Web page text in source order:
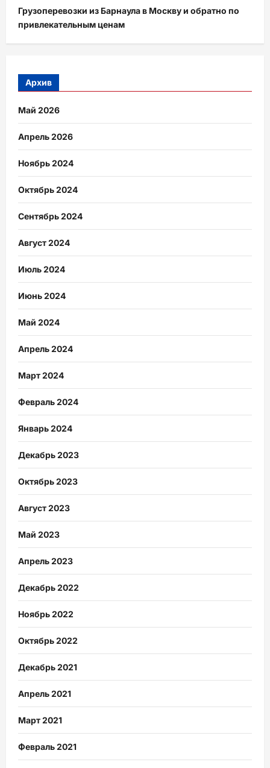
Грузоперевозки из Барнаула в Москву и обратно по
привлекательным ценам
Архив
Май 2026
Апрель 2026
Ноябрь 2024
Октябрь 2024
Сентябрь 2024
Август 2024
Июль 2024
Июнь 2024
Май 2024
Апрель 2024
Март 2024
Февраль 2024
Январь 2024
Декабрь 2023
Октябрь 2023
Август 2023
Май 2023
Апрель 2023
Декабрь 2022
Ноябрь 2022
Октябрь 2022
Декабрь 2021
Апрель 2021
Март 2021
Февраль 2021